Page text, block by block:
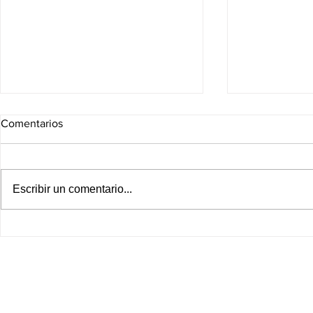
Comentarios
Escribir un comentario...